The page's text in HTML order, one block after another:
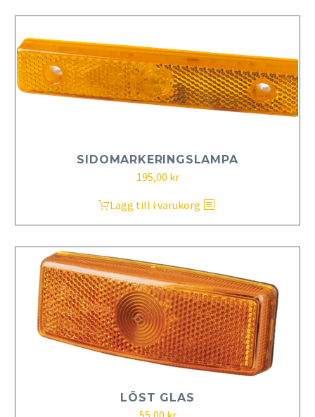
SIDOMARKERINGSLAMPA
195,00 kr
Lägg till i varukorg
LÖST GLAS